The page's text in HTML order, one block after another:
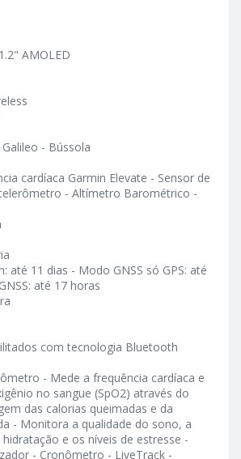
AMOLED
Galileo - Bússola
cardíaca Garmin Elevate - Sensor de
- Altímetro Barométrico -
até 11 dias - Modo GNSS só GPS: até
até 17 horas
com tecnologia Bluetooth
- Mede a frequência cardíaca e
no sangue (SpO2) através do
das calorias queimadas e da
- Monitora a qualidade do sono, a
e os níveis de estresse -
- Cronômetro - LiveTrack -